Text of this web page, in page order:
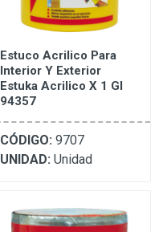
Estuco Acrilico Para
Interior Y Exterior
Estuka Acrilico X 1 Gl
94357
CÓDIGO: 9707
UNIDAD: Unidad